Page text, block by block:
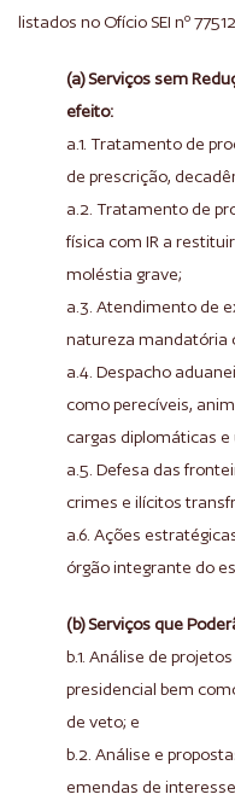
listados no Ofício SEI nº
(a) Serviços sem
efeito:
a.1. Tratamento de
de prescrição,
a.2. Tratamento de
física com IR a
moléstia grave;
a.3. Atendimento de
natureza mandatória
a.4. Despacho
como perecíveis,
cargas diplomáticas
a.5. Defesa das
crimes e ilícitos
a.6. Ações
órgão integrante do
(b) Serviços que
b.1. Análise de
presidencial bem
de veto; e
b.2. Análise e
emendas de